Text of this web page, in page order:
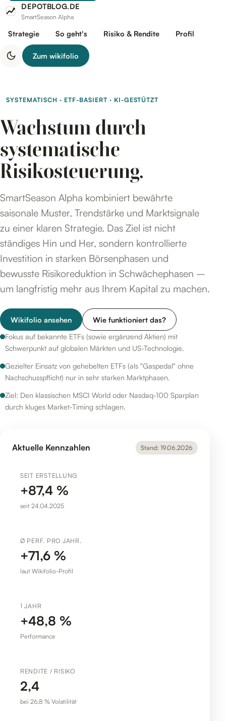
DEPOTBLOG.DE
SmartSeason Alpha
Strategie So geht's Risiko & Rendite Profil
Zum wikifolio
SYSTEMATISCH · ETF-BASIERT · KI-GESTÜTZT
Wachstum durch
systematische
Risikosteuerung.
SmartSeason Alpha kombiniert bewährte
saisonale Muster, Trendstärke und Marktsignale
zu einer klaren Strategie. Das Ziel ist nicht
ständiges Hin und Her, sondern kontrollierte
Investition in starken Börsenphasen und
bewusste Risikoreduktion in Schwächephasen –
um langfristig mehr aus Ihrem Kapital zu machen.
Wikifolio ansehen
Wie funktioniert das?
Fokus auf bekannte ETFs (sowie ergänzend Aktien) mit
Schwerpunkt auf globalen Märkten und US-Technologie.
Gezielter Einsatz von gehebelten ETFs (als "Gaspedal" ohne
Nachschusspflicht) nur in sehr starken Marktphasen.
Ziel: Den klassischen MSCI World oder Nasdaq-100 Sparplan
durch kluges Market-Timing schlagen.
Aktuelle Kennzahlen Stand: 19.06.2026
SEIT ERSTELLUNG
+87,4 %
seit 24.04.2025
Ø PERF. PRO JAHR.
+71,6 %
laut Wikifolio-Profil
1 JAHR
+48,8 %
Performance
RENDITE / RISIKO
2,4
bei 26,8 % Volatilität